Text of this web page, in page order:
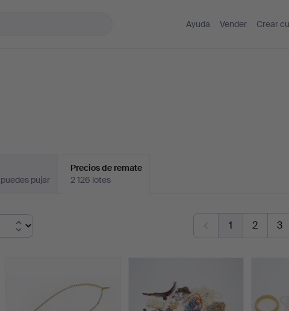
Ayuda Vender Crear
pujar
Precios de remate
2 126 lotes
1 2 3